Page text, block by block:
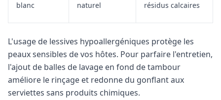
blanc
naturel
résidus calcaires
L'usage de lessives hypoallergéniques protège les
peaux sensibles de vos hôtes. Pour parfaire l'entretien,
l'ajout de balles de lavage en fond de tambour
améliore le rinçage et redonne du gonflant aux
serviettes sans produits chimiques.